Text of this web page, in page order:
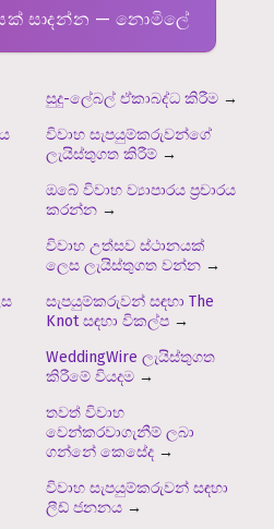
සාදන්න — නොමිලේ
සුදු-ලේබල් ඒකාබද්ධ කිරීම →
විවාහ සැපයුම්කරුවන්ගේ
ලැයිස්තුගත කිරීම් →
ඔබේ විවාහ ව්‍යාපාරය ප්‍රචාරය
කරන්න →
විවාහ උත්සව ස්ථානයක්
ලෙස ලැයිස්තුගත වන්න →
සැපයුම්කරුවන් සඳහා The
Knot සඳහා විකල්ප →
WeddingWire ලැයිස්තුගත
කිරීමේ වියදම →
තවත් විවාහ
වෙන්කරවාගැනීම් ලබා
ගන්නේ කෙසේද →
විවාහ සැපයුම්කරුවන් සඳහා
ලීඩ් ජනනය →